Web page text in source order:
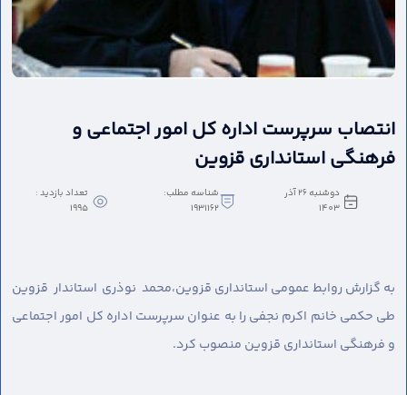
انتصاب سرپرست اداره کل امور اجتماعی و
فرهنگی استانداری قزوین
دوشنبه 26 آذر
1403
شناسه مطلب:
1931162
تعداد بازدید :
1995
به گزارش روابط عمومی استانداری قزوین،محمد نوذری استاندار قزوین
طی حکمی خانم اکرم نجفی را به عنوان سرپرست اداره کل امور اجتماعی
و فرهنگی استانداری قزوین منصوب کرد.